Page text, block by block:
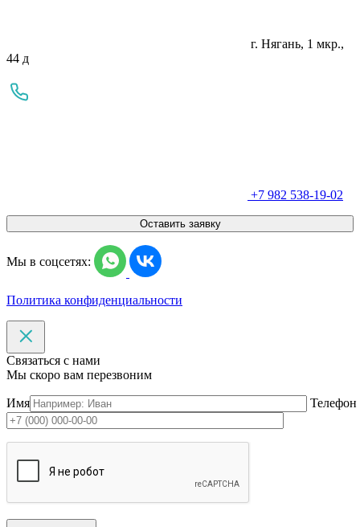
г. Нягань, 1 мкр.,
44 д
+7 982 538-19-02
Оставить заявку
Мы в соцсетях:
Политика конфиденциальности
Связаться с нами
Мы скоро вам перезвоним
Имя Телефон